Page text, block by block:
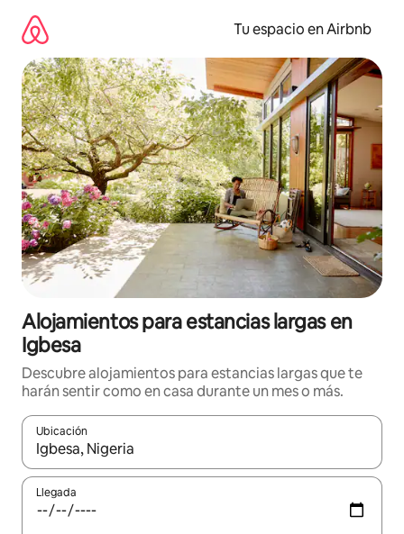
contenido
Tu espacio en Airbnb
Alojamientos para estancias largas en
Igbesa
Descubre alojamientos para estancias largas que te
harán sentir como en casa durante un mes o más.
Ubicación
Cuando los resultados estén disponibles, podrás navegar
Llegada